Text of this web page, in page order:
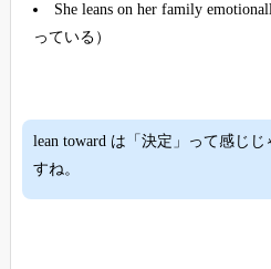
She leans on her family
っている）
lean toward は「決定」って感じ
すね。